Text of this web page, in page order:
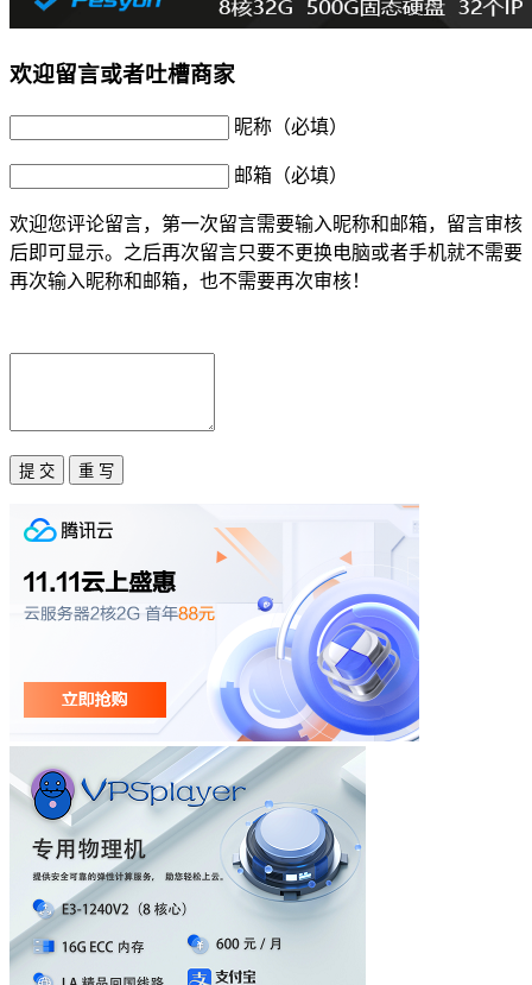
欢迎留言或者吐槽商家
昵称（必填）
邮箱（必填）
欢迎您评论留言，第一次留言需要输入昵称和邮箱，留言审核
后即可显示。之后再次留言只要不更换电脑或者手机就不需要
再次输入昵称和邮箱，也不需要再次审核！